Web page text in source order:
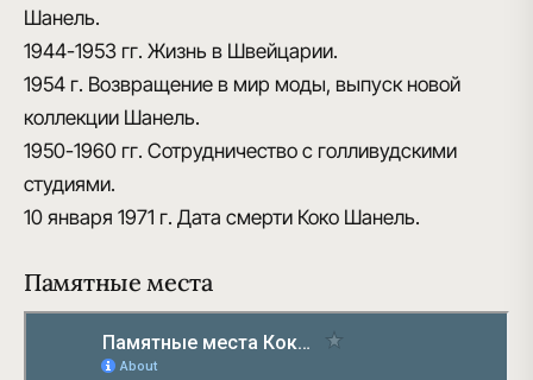
Шанель.
1944-1953 гг. Жизнь в Швейцарии.
1954 г. Возвращение в мир моды, выпуск новой
коллекции Шанель.
1950-1960 гг. Сотрудничество с голливудскими
студиями.
10 января 1971 г. Дата смерти Коко Шанель.
Памятные места